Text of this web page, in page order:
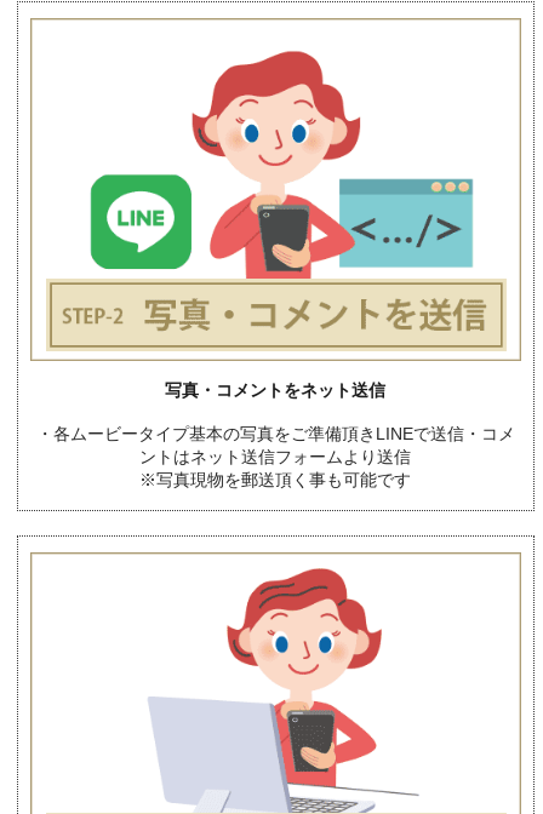
写真・コメントをネット送信
・各ムービータイプ基本の写真をご準備頂きLINEで送信・コメ
ントはネット送信フォームより送信
※写真現物を郵送頂く事も可能です